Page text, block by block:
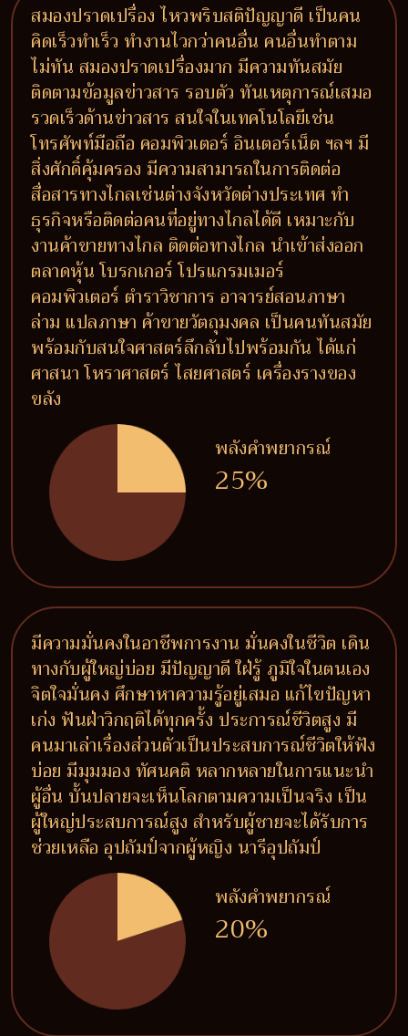
สมองปราดเปรื่อง ไหวพริบสติปัญญาดี เป็นคน
คิดเร็วทำเร็ว ทำงานไวกว่าคนอื่น คนอื่นทำตาม
ไม่ทัน สมองปราดเปรื่องมาก มีความทันสมัย
ติดตามข้อมูลข่าวสาร รอบตัว ทันเหตุการณ์เสมอ
รวดเร็วด้านข่าวสาร สนใจในเทคโนโลยีเช่น
โทรศัพท์มือถือ คอมพิวเตอร์ อินเตอร์เน็ต ฯลฯ มี
สิ่งศักดิ์คุ้มครอง มีความสามารถในการติดต่อ
สื่อสารทางไกลเช่นต่างจังหวัดต่างประเทศ ทำ
ธุรกิจหรือติดต่อคนที่อยู่ทางไกลได้ดี เหมาะกับ
งานค้าขายทางไกล ติดต่อทางไกล นำเข้าส่งออก
ตลาดหุ้น โบรกเกอร์ โปรแกรมเมอร์
คอมพิวเตอร์ ตำราวิชาการ อาจารย์สอนภาษา
ล่าม แปลภาษา ค้าขายวัตถุมงคล เป็นคนทันสมัย
พร้อมกับสนใจศาสตร์ลึกลับไปพร้อมกัน ได้แก่
ศาสนา โหราศาสตร์ ไสยศาสตร์ เครื่องรางของ
ขลัง
พลังคำพยากรณ์
25%
มีความมั่นคงในอาชีพการงาน มั่นคงในชีวิต เดิน
ทางกับผู้ใหญ่บ่อย มีปัญญาดี ใฝ่รู้ ภูมิใจในตนเอง
จิตใจมั่นคง ศึกษาหาความรู้อยู่เสมอ แก้ไขปัญหา
เก่ง ฟันฝ่าวิกฤติได้ทุกครั้ง ประการณ์ชีวิตสูง มี
คนมาเล่าเรื่องส่วนตัวเป็นประสบการณ์ชีวิตให้ฟัง
บ่อย มีมุมมอง ทัศนคติ หลากหลายในการแนะนำ
ผู้อื่น บั้นปลายจะเห็นโลกตามความเป็นจริง เป็น
ผู้ใหญ่ประสบการณ์สูง สำหรับผู้ชายจะได้รับการ
ช่วยเหลือ อุปถัมป์จากผู้หญิง นารีอุปถัมป์
พลังคำพยากรณ์
20%